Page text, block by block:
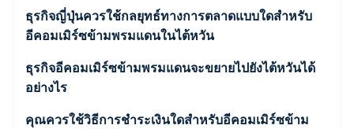
ดูว่า Stripe กำลังสร้างโครงสร้างพื้นฐานระบบเศรษฐกิจสำหรับ
AI อย่างไร
รับชมเลย
ข้อมูลสําคัญเกี่ยวกับตลาดอีคอมเมิร์ซของไต้หวัน
ห้างสรรพสินค้าอีคอมเมิร์ซในไต้หวัน
ธุรกิจญี่ปุ่นควรใช้กลยุทธ์ทางการตลาดแบบใดสําหรับ
อีคอมเมิร์ซข้ามพรมแดนในไต้หวัน
โซเชียลมีเดียและการค้าแบบถ่ายทอดสด
ธุรกิจอีคอมเมิร์ซข้ามพรมแดนจะขยายไปยังไต้หวันได้
อย่างไร
สร้างเว็บไซต์อีคอมเมิร์ซ
คุณควรใช้วิธีการชำระเงินใดสำหรับอีคอมเมิร์ซข้าม